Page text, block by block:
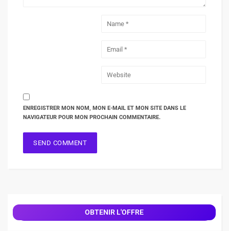
ENREGISTRER MON NOM, MON E-MAIL ET MON SITE DANS LE
NAVIGATEUR POUR MON PROCHAIN COMMENTAIRE.
OBTENIR L'OFFRE